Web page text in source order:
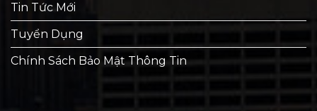
Tin Tức Mới
Tuyển Dụng
Chính Sách Bảo Mật Thông Tin